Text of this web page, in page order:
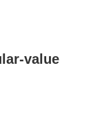
value